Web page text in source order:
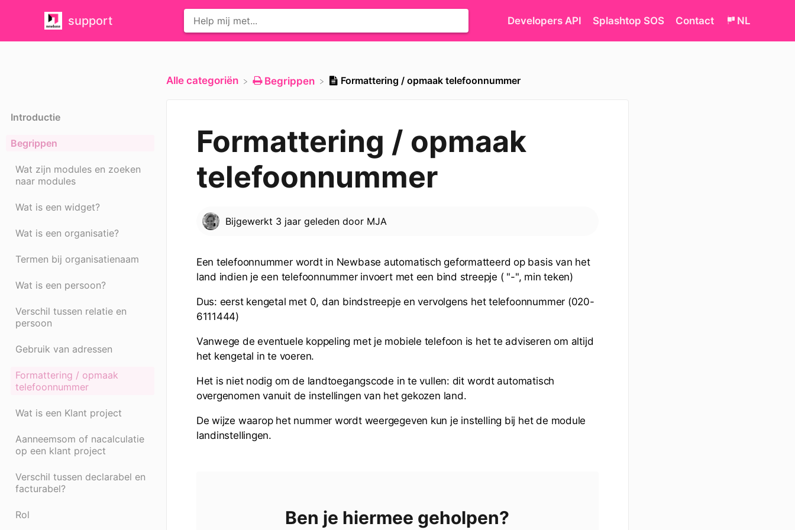
support Developers API Splashtop SOS Contact NL
Introductie
Begrippen
Wat zijn modules en zoeken
naar modules
Wat is een widget?
Wat is een organisatie?
Termen bij organisatienaam
Wat is een persoon?
Verschil tussen relatie en
persoon
Gebruik van adressen
Formattering / opmaak
telefoonnummer
Wat is een Klant project
Aanneemsom of nacalculatie
op een klant project
Verschil tussen declarabel en
facturabel?
Rol
Alle categoriën ​Begrippen Formattering / opmaak telefoonnummer
Formattering / opmaak
telefoonnummer
Bijgewerkt 3 jaar geleden door MJA
Een telefoonnummer wordt in Newbase automatisch geformatteerd op basis van het
land indien je een telefoonnummer invoert met een bind streepje ( "-", min teken)
Dus: eerst kengetal met 0, dan bindstreepje en vervolgens het telefoonnummer (020-
6111444)
Vanwege de eventuele koppeling met je mobiele telefoon is het te adviseren om altijd
het kengetal in te voeren.
Het is niet nodig om de landtoegangscode in te vullen: dit wordt automatisch
overgenomen vanuit de instellingen van het gekozen land.
De wijze waarop het nummer wordt weergegeven kun je instelling bij het de module
landinstellingen.
Ben je hiermee geholpen?